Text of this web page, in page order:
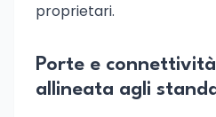
proprietari.
Porte e
allineata agli